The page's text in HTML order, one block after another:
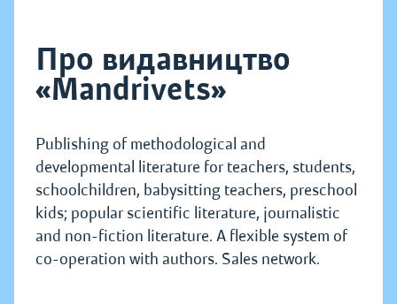
Про видавництво
«Mandrivets»
Publishing of methodological and
developmental literature for teachers, students,
schoolchildren, babysitting teachers, preschool
kids; popular scientific literature, journalistic
and non-fiction literature. A flexible system of
co-operation with authors. Sales network.